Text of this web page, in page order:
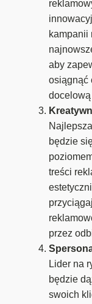
kampanii
aby
osiągnąć
będzie
treści
przez
Lider na
będzie
swoich